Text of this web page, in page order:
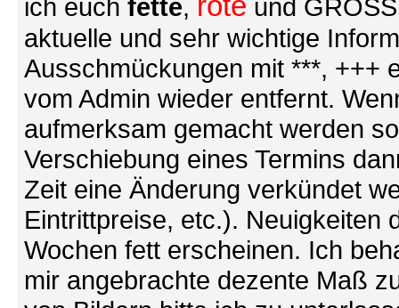
ich euch fette,
und
aktuelle und sehr wichtige
Ausschmückungen mit ***, +++
vom Admin wieder entfernt.
aufmerksam gemacht werden
Verschiebung eines Termins
Zeit eine Änderung verkündet
Eintrittpreise, etc.). Neuigkeiten
Wochen fett erscheinen. Ich
mir angebrachte dezente Maß